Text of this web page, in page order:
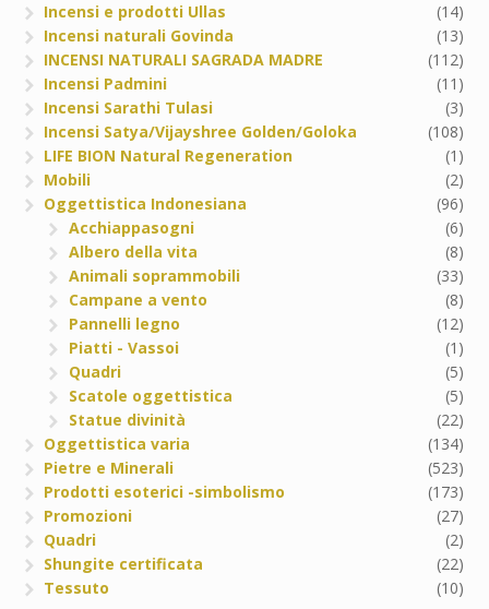
Incensi e prodotti Ullas
(14)
Incensi naturali Govinda
(13)
INCENSI NATURALI SAGRADA MADRE
(112)
Incensi Padmini
(11)
Incensi Sarathi Tulasi
(3)
Incensi Satya/Vijayshree Golden/Goloka
(108)
LIFE BION Natural Regeneration
(1)
Mobili
(2)
Oggettistica Indonesiana
(96)
Acchiappasogni
(6)
Albero della vita
(8)
Animali soprammobili
(33)
Campane a vento
(8)
Pannelli legno
(12)
Piatti - Vassoi
(1)
Quadri
(5)
Scatole oggettistica
(5)
Statue divinità
(22)
Oggettistica varia
(134)
Pietre e Minerali
(523)
Prodotti esoterici -simbolismo
(173)
Promozioni
(27)
Quadri
(2)
Shungite certificata
(22)
Tessuto
(10)